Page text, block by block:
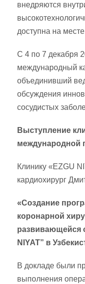
внедряются
доступна на
С 4 по 7 декабря
международный
объединивший
обсуждения
сосудистых
Выступление
международной
Клинику «EZGU
кардиохирург
«Создание
коронарной
развивающейся
NIYAT” в
В докладе были
выполнения